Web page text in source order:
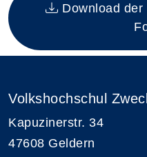
Download
Volkshochschul
Kapuzinerstr. 34
47608 Geldern